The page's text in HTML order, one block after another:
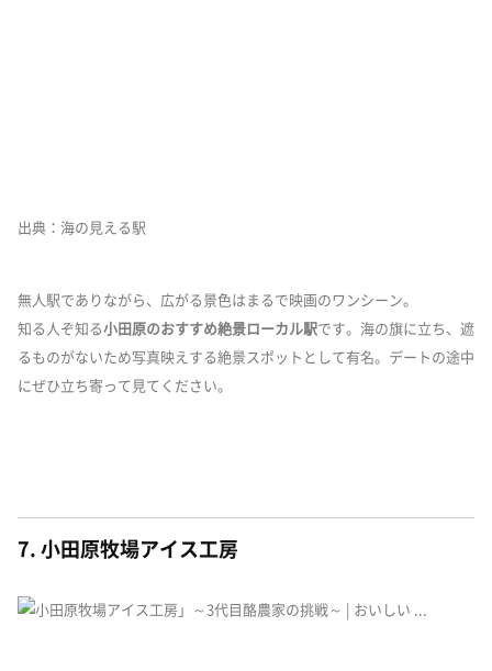
出典：海の見える駅
無人駅でありながら、広がる景色はまるで映画のワンシーン。
知る人ぞ知る小田原のおすすめ絶景ローカル駅です。海の旗に立ち、遮
るものがないため写真映えする絶景スポットとして有名。デートの途中
にぜひ立ち寄って見てください。
7. 小田原牧場アイス工房